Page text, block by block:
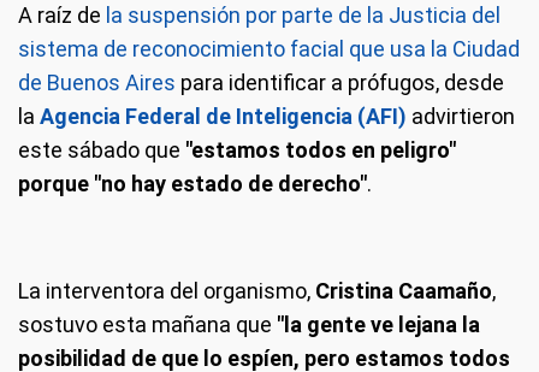
A raíz de la suspensión por parte de la Justicia del
sistema de reconocimiento facial que usa la Ciudad
de Buenos Aires para identificar a prófugos, desde
la Agencia Federal de Inteligencia (AFI) advirtieron
este sábado que "estamos todos en peligro"
porque "no hay estado de derecho".
La interventora del organismo, Cristina Caamaño,
sostuvo esta mañana que "la gente ve lejana la
posibilidad de que lo espíen, pero estamos todos